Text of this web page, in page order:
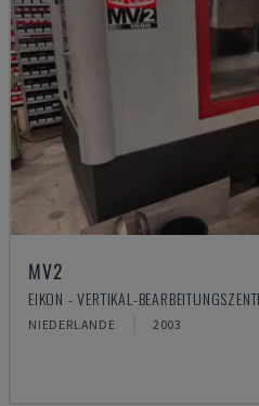
MV2
EIKON - VERTIKAL-
NIEDERLANDE 2003